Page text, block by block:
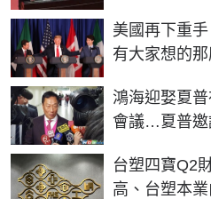
美國再下重
有大家想的那
鴻海迎娶夏
會議…夏普邀
台塑四寶Q2
高、台塑本